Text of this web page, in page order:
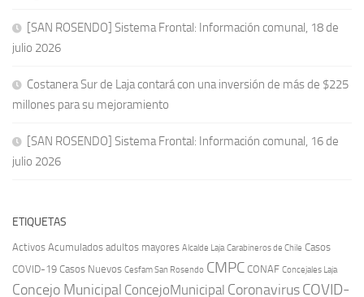
[SAN ROSENDO] Sistema Frontal: Información comunal, 18 de
julio 2026
Costanera Sur de Laja contará con una inversión de más de $225
millones para su mejoramiento
[SAN ROSENDO] Sistema Frontal: Información comunal, 16 de
julio 2026
ETIQUETAS
Activos Acumulados adultos mayores Alcalde Laja Carabineros de Chile Casos
COVID-19 Casos Nuevos Cesfam San Rosendo CMPC CONAF Concejales Laja
Concejo Municipal ConcejoMunicipal CoronavirusCOVID-